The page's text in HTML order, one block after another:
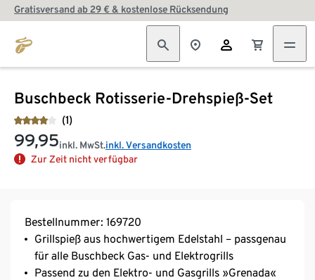
Gratisversand ab 29 € & kostenlose Rücksendung
Buschbeck Rotisserie-Drehspieß-Set
(1)
99,95inkl. MwSt.inkl. Versandkosten
Zur Zeit nicht verfügbar
Bestellnummer: 169720
Grillspieß aus hochwertigem Edelstahl – passgenau
für alle Buschbeck Gas- und Elektrogrills
Passend zu den Elektro- und Gasgrills »Grenada«